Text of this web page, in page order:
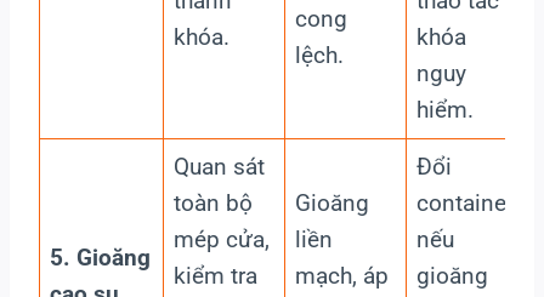
khóa.
cong
lệch.
khóa
nguy
hiểm.
5. Gioăng
Quan sát
toàn bộ
mép cửa,
kiểm tra
Gioăng
liền
mạch, áp
Đổi
container
nếu
gioăng